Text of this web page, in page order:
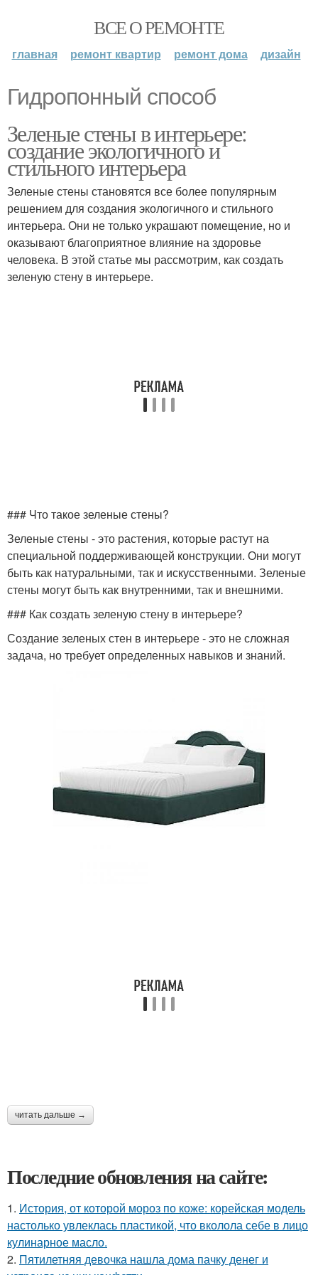
ВСЕ О РЕМОНТЕ
главная ремонт квартир ремонт дома дизайн
Гидропонный способ
Зеленые стены в интерьере:
создание экологичного и
стильного интерьера
Зеленые стены становятся все более популярным
решением для создания экологичного и стильного
интерьера. Они не только украшают помещение, но и
оказывают благоприятное влияние на здоровье
человека. В этой статье мы рассмотрим, как создать
зеленую стену в интерьере.
### Что такое зеленые стены?
Зеленые стены - это растения, которые растут на
специальной поддерживающей конструкции. Они могут
быть как натуральными, так и искусственными. Зеленые
стены могут быть как внутренними, так и внешними.
### Как создать зеленую стену в интерьере?
Создание зеленых стен в интерьере - это не сложная
задача, но требует определенных навыков и знаний.
читать дальше →
Последние обновления на сайте:
1. История, от которой мороз по коже: корейская модель
настолько увлеклась пластикой, что вколола себе в лицо
кулинарное масло.
2. Пятилетняя девочка нашла дома пачку денег и